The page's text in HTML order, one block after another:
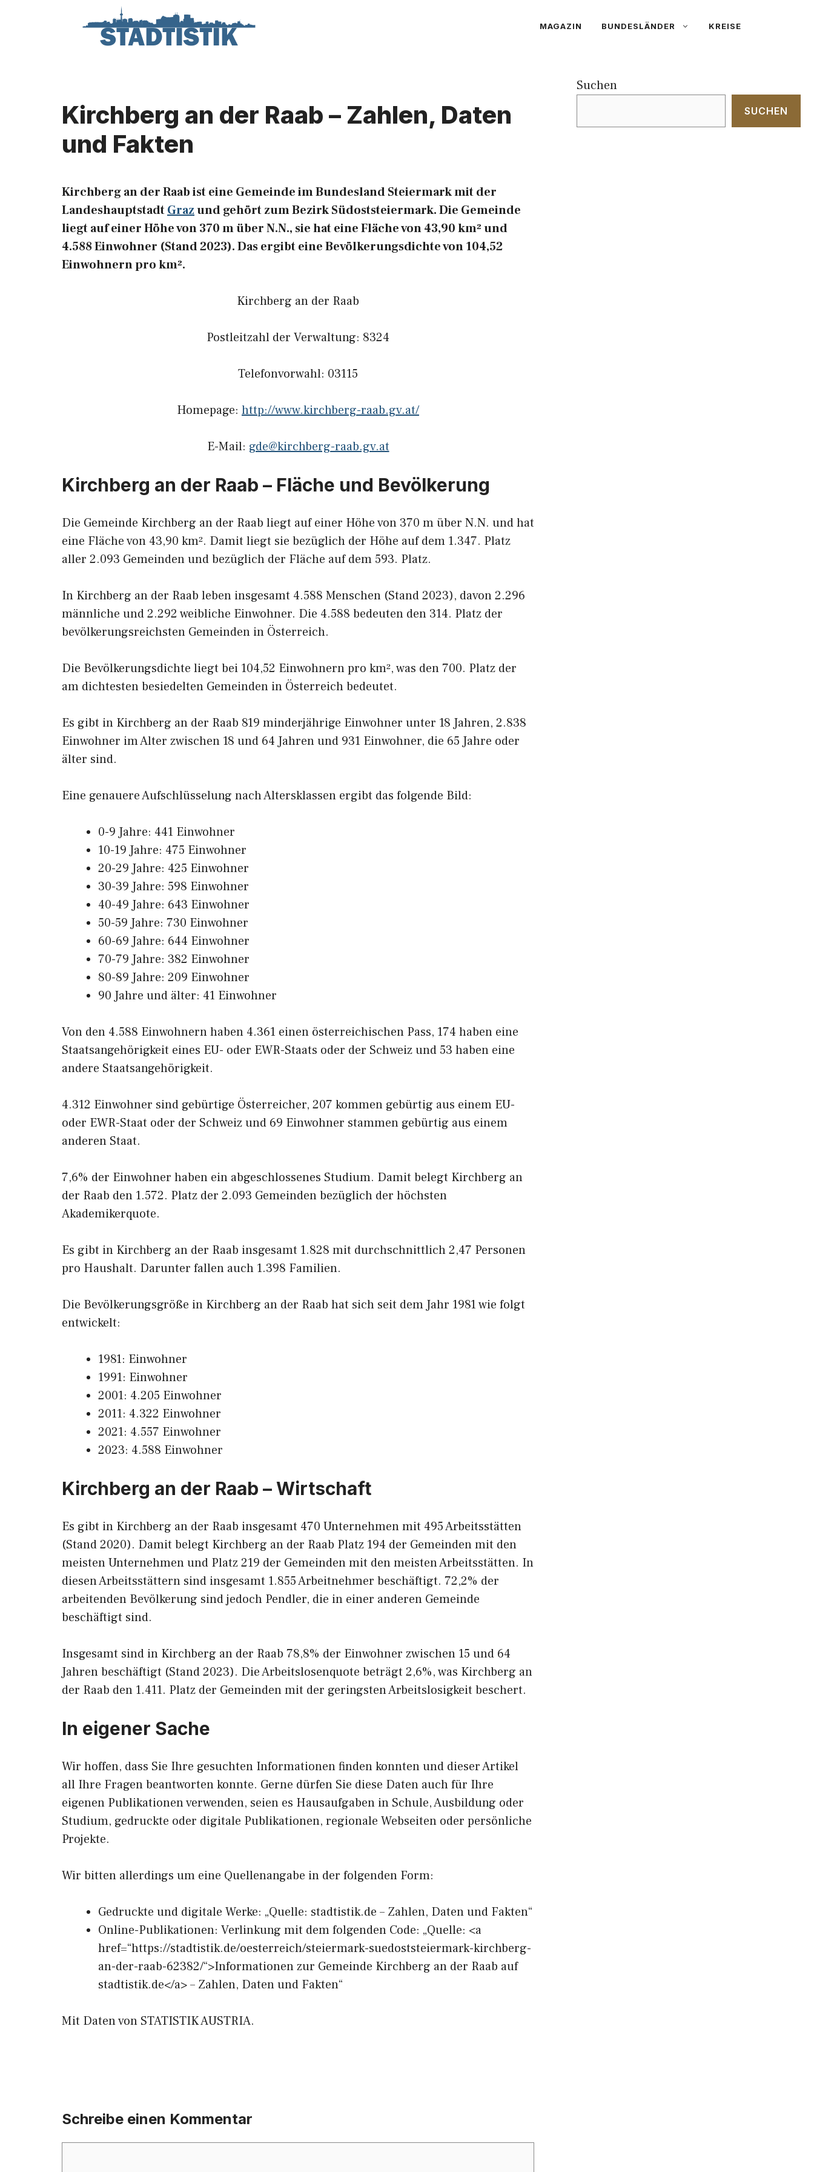
MAGAZIN BUNDESLÄNDER KREISE
Kirchberg an der Raab – Zahlen, Daten
und Fakten
Kirchberg an der Raab ist eine Gemeinde im Bundesland Steiermark mit der
LandeshauptstadtGrazund gehört zum Bezirk Südoststeiermark. Die Gemeinde
liegt auf einer Höhe von 370 m über N.N., sie hat eine Fläche von 43,90 km² und
4.588 Einwohner (Stand 2023). Das ergibt eine Bevölkerungsdichte von 104,52
Einwohnern pro km².
Kirchberg an der Raab
Postleitzahl der Verwaltung: 8324
Telefonvorwahl: 03115
Homepage: http://www.kirchberg-raab.gv.at/
E-Mail: gde@kirchberg-raab.gv.at
Kirchberg an der Raab – Fläche und Bevölkerung
Die Gemeinde Kirchberg an der Raab liegt auf einer Höhe von 370 m über N.N. und hat
eine Fläche von 43,90 km². Damit liegt sie bezüglich der Höhe auf dem 1.347. Platz
aller 2.093 Gemeinden und bezüglich der Fläche auf dem 593. Platz.
In Kirchberg an der Raab leben insgesamt 4.588 Menschen (Stand 2023), davon 2.296
männliche und 2.292 weibliche Einwohner. Die 4.588 bedeuten den 314. Platz der
bevölkerungsreichsten Gemeinden in Österreich.
Die Bevölkerungsdichte liegt bei 104,52 Einwohnern pro km², was den 700. Platz der
am dichtesten besiedelten Gemeinden in Österreich bedeutet.
Es gibt in Kirchberg an der Raab 819 minderjährige Einwohner unter 18 Jahren, 2.838
Einwohner im Alter zwischen 18 und 64 Jahren und 931 Einwohner, die 65 Jahre oder
älter sind.
Eine genauere Aufschlüsselung nach Altersklassen ergibt das folgende Bild:
0-9 Jahre: 441 Einwohner
10-19 Jahre: 475 Einwohner
20-29 Jahre: 425 Einwohner
30-39 Jahre: 598 Einwohner
40-49 Jahre: 643 Einwohner
50-59 Jahre: 730 Einwohner
60-69 Jahre: 644 Einwohner
70-79 Jahre: 382 Einwohner
80-89 Jahre: 209 Einwohner
90 Jahre und älter: 41 Einwohner
Von den 4.588 Einwohnern haben 4.361 einen österreichischen Pass, 174 haben eine
Staatsangehörigkeit eines EU- oder EWR-Staats oder der Schweiz und 53 haben eine
andere Staatsangehörigkeit.
4.312 Einwohner sind gebürtige Österreicher, 207 kommen gebürtig aus einem EU-
oder EWR-Staat oder der Schweiz und 69 Einwohner stammen gebürtig aus einem
anderen Staat.
7,6% der Einwohner haben ein abgeschlossenes Studium. Damit belegt Kirchberg an
der Raab den 1.572. Platz der 2.093 Gemeinden bezüglich der höchsten
Akademikerquote.
Es gibt in Kirchberg an der Raab insgesamt 1.828 mit durchschnittlich 2,47 Personen
pro Haushalt. Darunter fallen auch 1.398 Familien.
Die Bevölkerungsgröße in Kirchberg an der Raab hat sich seit dem Jahr 1981 wie folgt
entwickelt:
1981: Einwohner
1991: Einwohner
2001: 4.205 Einwohner
2011: 4.322 Einwohner
2021: 4.557 Einwohner
2023: 4.588 Einwohner
Kirchberg an der Raab – Wirtschaft
Es gibt in Kirchberg an der Raab insgesamt 470 Unternehmen mit 495 Arbeitsstätten
(Stand 2020). Damit belegt Kirchberg an der Raab Platz 194 der Gemeinden mit den
meisten Unternehmen und Platz 219 der Gemeinden mit den meisten Arbeitsstätten. In
diesen Arbeitsstättern sind insgesamt 1.855 Arbeitnehmer beschäftigt. 72,2% der
arbeitenden Bevölkerung sind jedoch Pendler, die in einer anderen Gemeinde
beschäftigt sind.
Insgesamt sind in Kirchberg an der Raab 78,8% der Einwohner zwischen 15 und 64
Jahren beschäftigt (Stand 2023). Die Arbeitslosenquote beträgt 2,6%, was Kirchberg an
der Raab den 1.411. Platz der Gemeinden mit der geringsten Arbeitslosigkeit beschert.
In eigener Sache
Wir hoffen, dass Sie Ihre gesuchten Informationen finden konnten und dieser Artikel
all Ihre Fragen beantworten konnte. Gerne dürfen Sie diese Daten auch für Ihre
eigenen Publikationen verwenden, seien es Hausaufgaben in Schule, Ausbildung oder
Studium, gedruckte oder digitale Publikationen, regionale Webseiten oder persönliche
Projekte.
Wir bitten allerdings um eine Quellenangabe in der folgenden Form:
Gedruckte und digitale Werke: „Quelle: stadtistik.de – Zahlen, Daten und Fakten“
Online-Publikationen: Verlinkung mit dem folgenden Code: „Quelle: <a
href=“https://stadtistik.de/oesterreich/steiermark-suedoststeiermark-kirchberg-
an-der-raab-62382/“>Informationen zur Gemeinde Kirchberg an der Raab auf
stadtistik.de</a> – Zahlen, Daten und Fakten“
Mit Daten von STATISTIK AUSTRIA.
Schreibe einen Kommentar
Suchen
SUCHEN